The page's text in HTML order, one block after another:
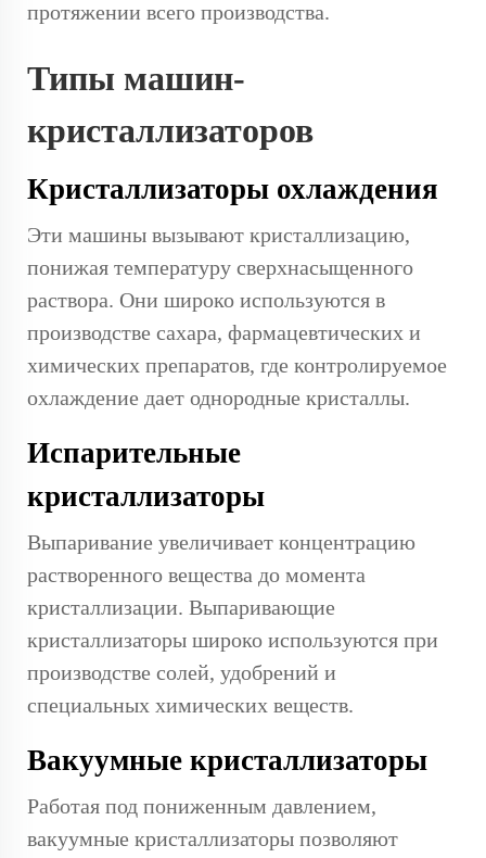
протяжении всего производства.
Типы машин-
кристаллизаторов
Кристаллизаторы охлаждения
Эти машины вызывают кристаллизацию,
понижая температуру сверхнасыщенного
раствора. Они широко используются в
производстве сахара, фармацевтических и
химических препаратов, где контролируемое
охлаждение дает однородные кристаллы.
Испарительные
кристаллизаторы
Выпаривание увеличивает концентрацию
растворенного вещества до момента
кристаллизации. Выпаривающие
кристаллизаторы широко используются при
производстве солей, удобрений и
специальных химических веществ.
Вакуумные кристаллизаторы
Работая под пониженным давлением,
вакуумные кристаллизаторы позволяют